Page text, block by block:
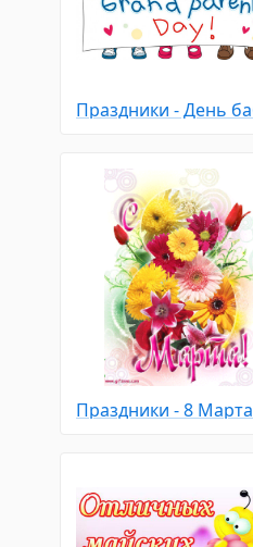
Праздники - 8 Марта